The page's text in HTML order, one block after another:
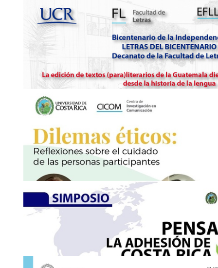
OCT
Charla: Orden del día - Violencia política contra
Transmitido por Radio Universidad y Facebook Live de la
Lunes 18 de octubre, 5:00 p. m.
2511-1556
rnog.fd @ucrtynp.ac.cr
OCT
Conversatorio: Cátedra Emma Gamboa: La
educativos laboratorio …
Canal de Youtube de la Facultad de Educación: https://
dx7nrQ
Lunes 18 de octubre, 5:00 p. m.
2511-8867
decanato.gbmveducacion @ucrgsdj.ac.cr
Conferencia: La edición de textos
dieciochesca: …
Facebook Live Facultad Letras:https://www.facebook.com/
1716648651976980/
Lunes 18 de octubre, 5:00 p. m.